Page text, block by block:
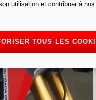
utilisation et contribuer à
TOUS LES